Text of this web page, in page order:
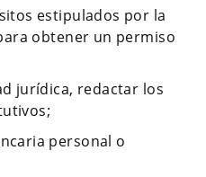
estipulados por la
obtener un permiso
jurídica, redactar los
personal o